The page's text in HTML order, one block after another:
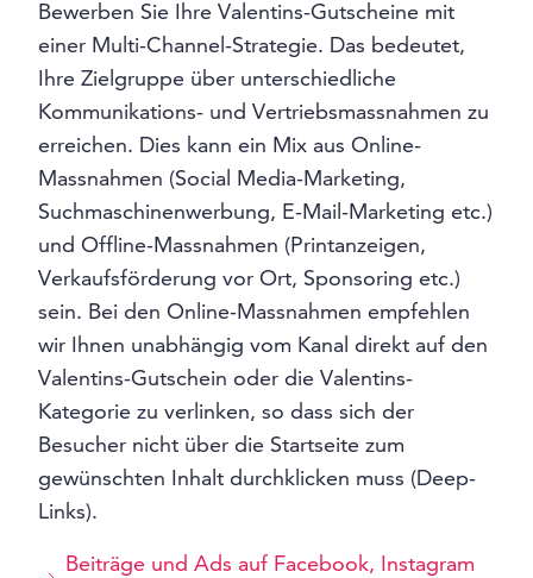
Bewerben Sie Ihre Valentins-Gutscheine mit
einer Multi-Channel-Strategie. Das bedeutet,
Ihre Zielgruppe über unterschiedliche
Kommunikations- und Vertriebsmassnahmen zu
erreichen. Dies kann ein Mix aus Online-
Massnahmen (Social Media-Marketing,
Suchmaschinenwerbung, E-Mail-Marketing etc.)
und Offline-Massnahmen (Printanzeigen,
Verkaufsförderung vor Ort, Sponsoring etc.)
sein. Bei den Online-Massnahmen empfehlen
wir Ihnen unabhängig vom Kanal direkt auf den
Valentins-Gutschein oder die Valentins-
Kategorie zu verlinken, so dass sich der
Besucher nicht über die Startseite zum
gewünschten Inhalt durchklicken muss (Deep-
Links).
Beiträge und Ads auf Facebook, Instagram